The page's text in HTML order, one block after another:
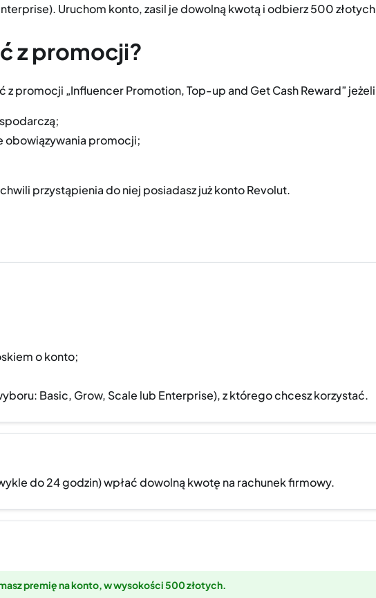
Uruchom konto, zasil je dowolną kwotą i odbierz 500
z promocji?
z promocji „Influencer Promotion, Top-up and Get Cash Reward”
obowiązywania promocji;
przystąpienia do niej posiadasz już konto Revolut.
o konto;
Basic, Grow, Scale lub Enterprise), z którego chcesz korzystać.
do 24 godzin) wpłać dowolną kwotę na rachunek firmowy.
premię na konto, w wysokości 500 złotych.